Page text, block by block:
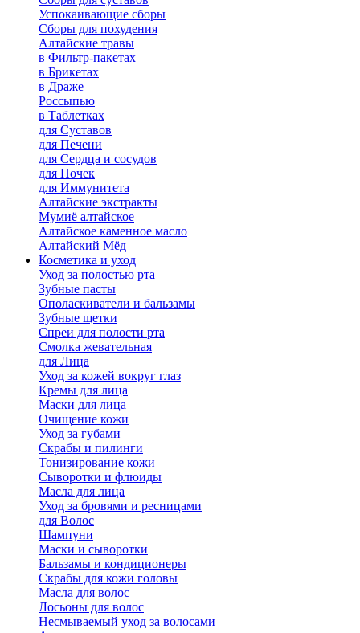
Успокаивающие сборы
Сборы для похудения
Алтайские травы
в Фильтр-пакетах
в Брикетах
в Драже
Россыпью
в Таблетках
для Cуставов
для Печени
для Сердца и сосудов
для Почек
для Иммунитета
Алтайские экстракты
Мумиё алтайское
Алтайское каменное масло
Алтайский Мёд
Косметика и уход
Уход за полостью рта
Зубные пасты
Ополаскиватели и бальзамы
Зубные щетки
Спреи для полости рта
Смолка жевательная
для Лица
Уход за кожей вокруг глаз
Кремы для лица
Маски для лица
Очищение кожи
Уход за губами
Скрабы и пилинги
Тонизирование кожи
Сыворотки и флюиды
Масла для лица
Уход за бровями и ресницами
для Волос
Шампуни
Маски и сыворотки
Бальзамы и кондиционеры
Скрабы для кожи головы
Масла для волос
Лосьоны для волос
Несмываемый уход за волосами